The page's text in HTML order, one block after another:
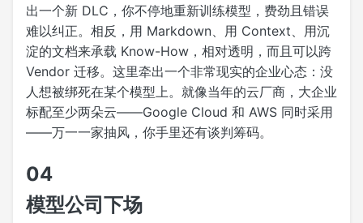
出一个新 DLC，你不停地重新训练模型，费劲且错误
难以纠正。相反，用 Markdown、用 Context、用沉
淀的文档来承载 Know-How，相对透明，而且可以跨
Vendor 迁移。这里牵出一个非常现实的企业心态：没
人想被绑死在某个模型上。就像当年的云厂商，大企业
标配至少两朵云——Google Cloud 和 AWS 同时采用
——万一一家抽风，你手里还有谈判筹码。
04
模型公司下场